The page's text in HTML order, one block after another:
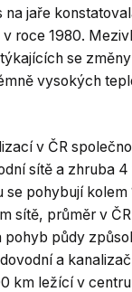
jaře
roce 1980.
se
vysokých
v ČR
sítě a zhruba
pohybují
sítě, průměr v
půdy
a
km ležící v